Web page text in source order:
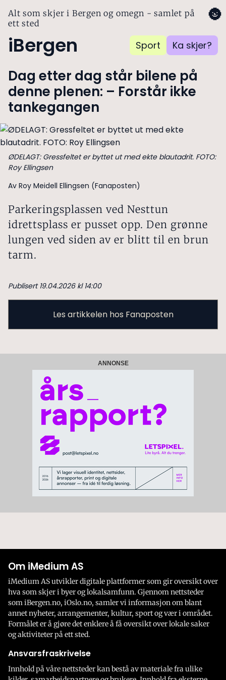
Alt som skjer i Bergen og omegn - samlet på
ett sted
iBergen Sport Ka skjer?
🌚
Dag etter dag står bilene på
denne plenen: – Forstår ikke
tankegangen
ØDELAGT: Gressfeltet er byttet ut med ekte blautadrit. FOTO:
Roy Ellingsen
Av Roy Meidell Ellingsen (Fanaposten)
Parkeringsplassen ved Nesttun
idrettsplass er pusset opp. Den grønne
lungen ved siden av er blitt til en brun
tarm.
Publisert 19.04.2026 kl 14:00
Les artikkelen hos Fanaposten
ANNONSE
Om iMedium AS
iMedium AS utvikler digitale plattformer som gir oversikt over
hva som skjer i byer og lokalsamfunn. Gjennom nettsteder
som iBergen.no, iOslo.no, samler vi informasjon om blant
annet nyheter, arrangementer, kultur, sport og vær i området.
Formålet er å gjøre det enklere å få oversikt over lokale saker
og aktiviteter på ett sted.
Ansvarsfraskrivelse
Innhold på våre nettsteder kan bestå av materiale fra ulike